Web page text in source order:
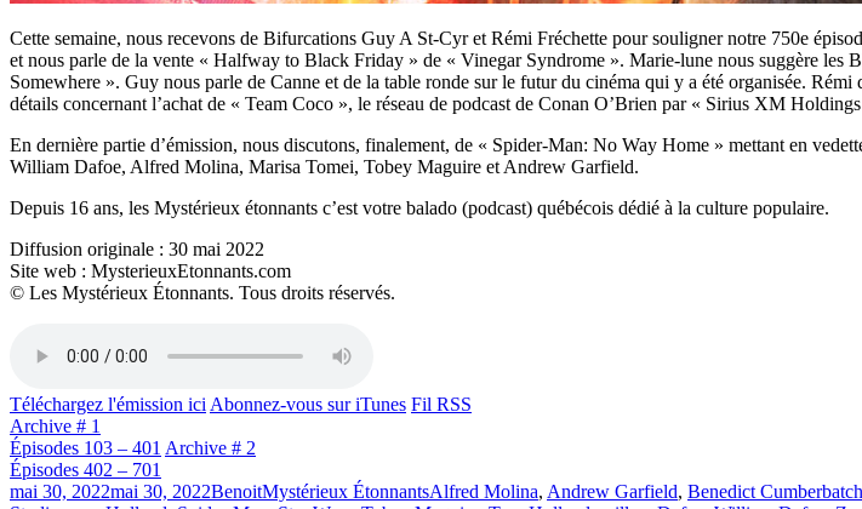
Cette semaine, nous recevons de Bifurcations Guy A St-Cyr et Rémi Fréchette pour souligner notre 750e
et nous parle de la vente « Halfway to Black Friday » de « Vinegar Syndrome ». Marie-lune nous suggère
Somewhere ». Guy nous parle de Canne et de la table ronde sur le futur du cinéma qui y a été organisée.
détails concernant l’achat de « Team Coco », le réseau de podcast de Conan O’Brien par « Sirius XM
En dernière partie d’émission, nous discutons, finalement, de « Spider-Man: No Way Home » mettant en
William Dafoe, Alfred Molina, Marisa Tomei, Tobey Maguire et Andrew Garfield.
Depuis 16 ans, les Mystérieux étonnants c’est votre balado (podcast) québécois dédié à la culture populaire.
Diffusion originale : 30 mai 2022
Site web : MysterieuxEtonnants.com
© Les Mystérieux Étonnants. Tous droits réservés.
Téléchargez l'émission ici Abonnez-vous sur iTunes Fil RSS
Archive # 1
Épisodes 103 – 401 Archive # 2
Épisodes 402 – 701
Publié
mai 30, 2022mai 30, 2022BenoitCatégories
Mystérieux ÉtonnantsÉtiquettes
Alfred Molina, Andrew Garfield, Benedict Cumberbatch